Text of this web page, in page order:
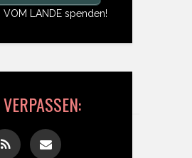
VOM LANDE spenden!